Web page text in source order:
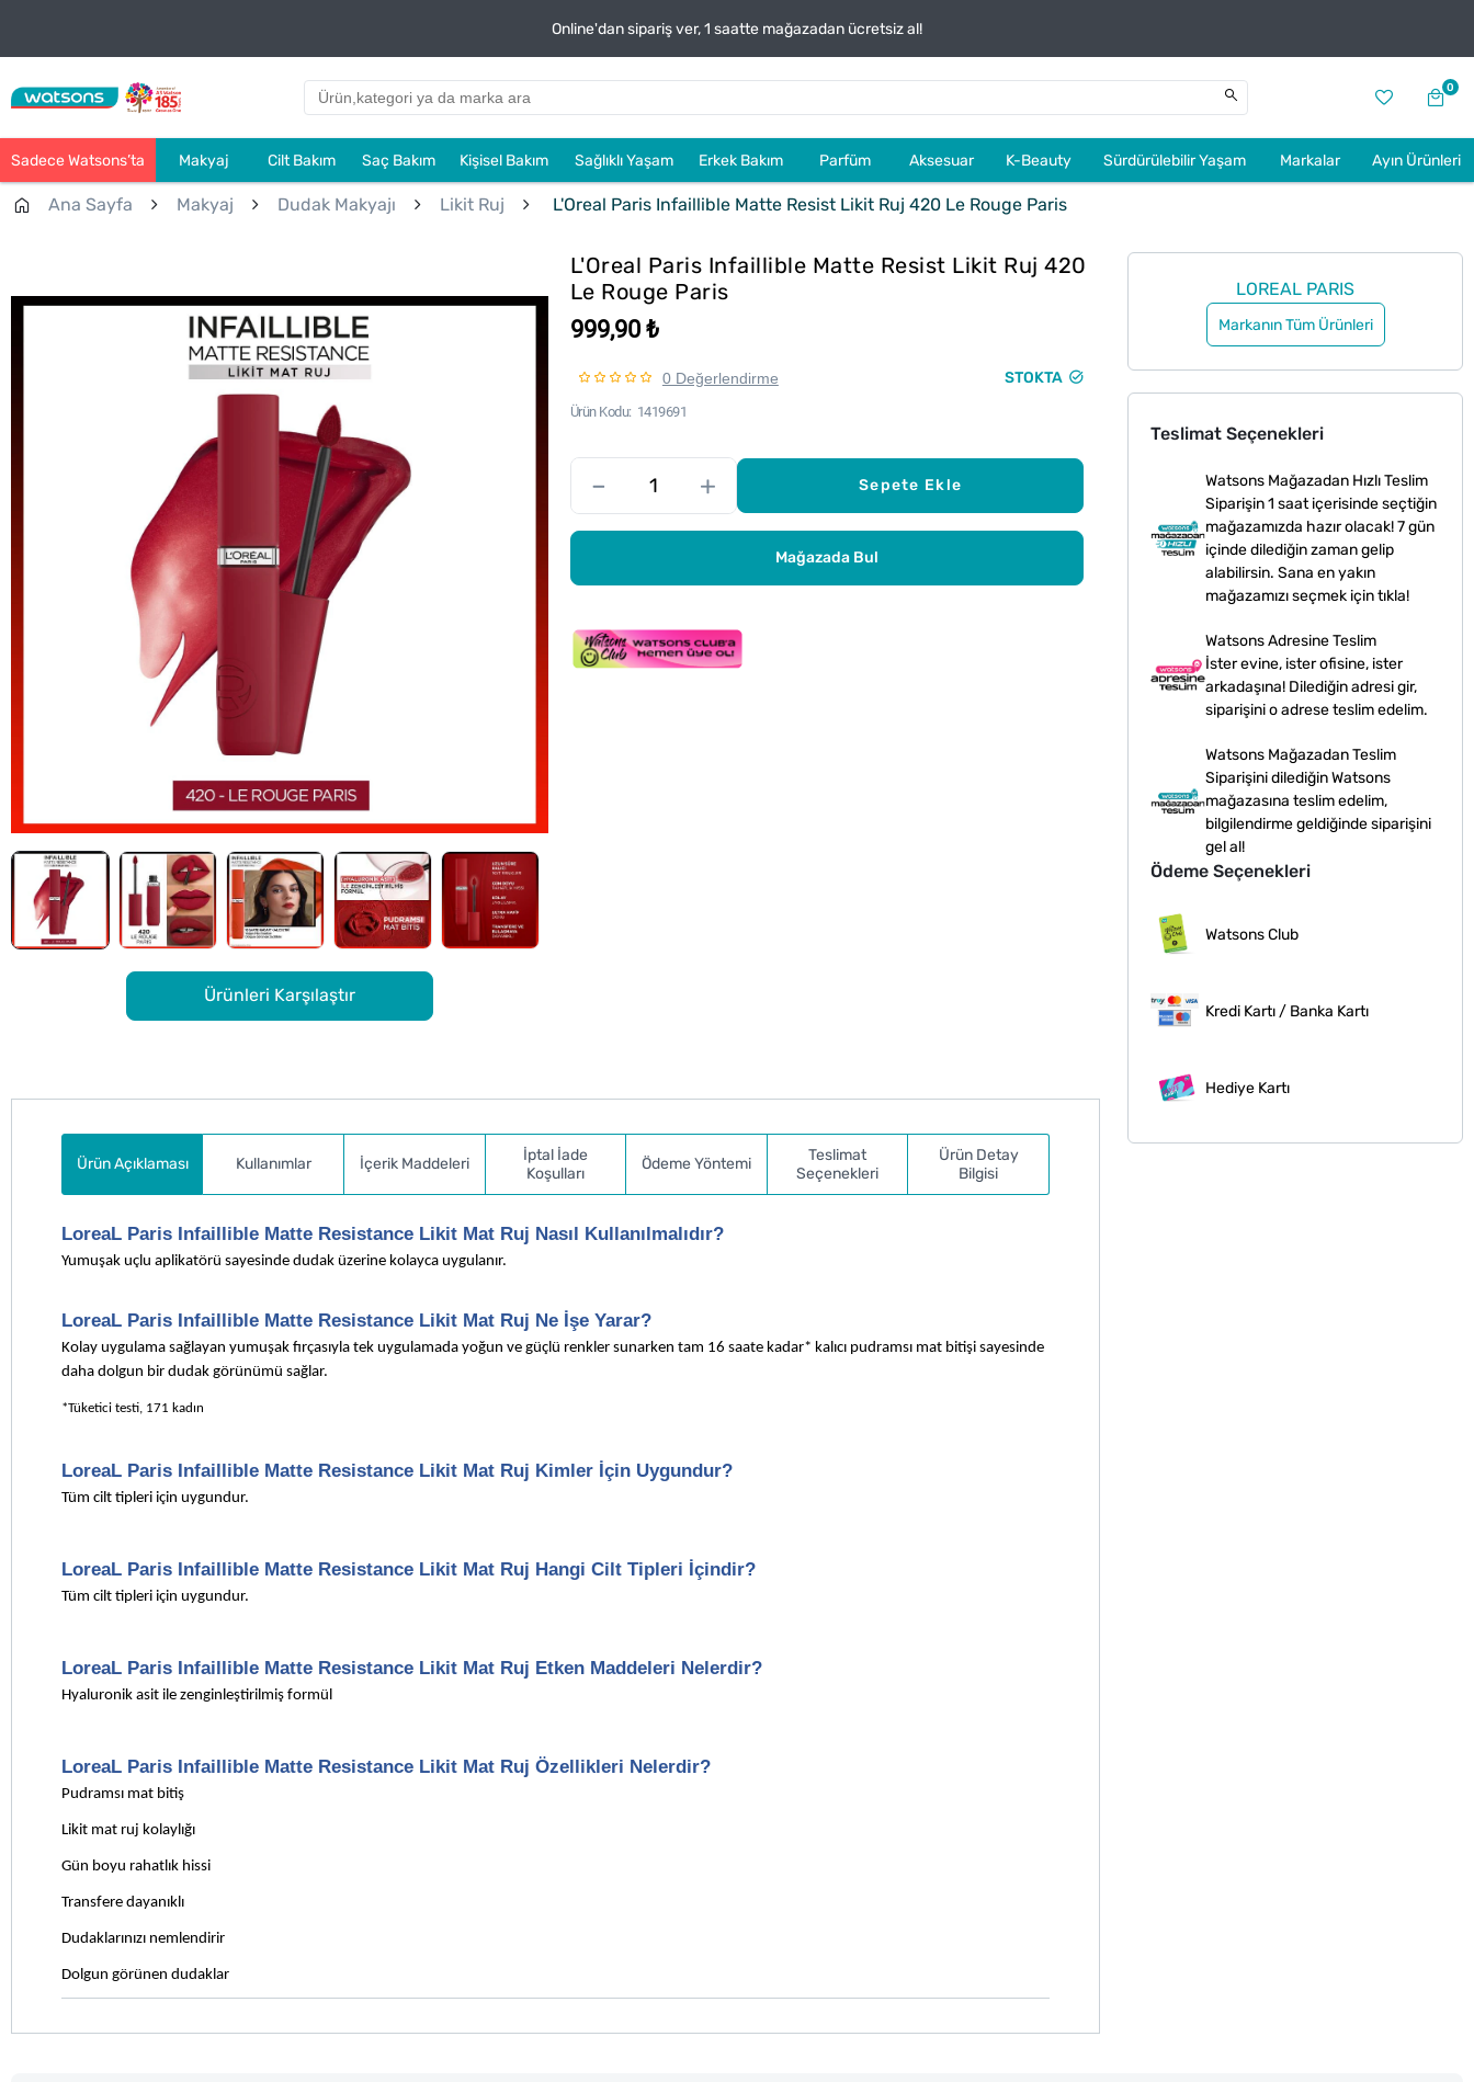
Online'dan sipariş ver, 1 saatte mağazadan ücretsiz al!
0
Sadece Watsons’ta Makyaj Cilt Bakım Saç Bakım Kişisel Bakım Sağlıklı Yaşam Erkek Bakım Parfüm Aksesuar K-Beauty Sürdürülebilir Yaşam Markalar Ayın Ürünleri
Ana Sayfa Makyaj Dudak Makyajı Likit Ruj L'Oreal Paris Infaillible Matte Resist Likit Ruj 420 Le Rouge Paris
Ürünleri Karşılaştır
L'Oreal Paris Infaillible Matte Resist Likit Ruj 420
Le Rouge Paris
999,90 ₺
0 Değerlendirme STOKTA
Ürün Kodu 1419691
– + Sepete Ekle
Mağazada Bul
LOREAL PARIS
Markanın Tüm Ürünleri
Teslimat Seçenekleri
Watsons Mağazadan Hızlı Teslim
Siparişin 1 saat içerisinde seçtiğin
mağazamızda hazır olacak! 7 gün
içinde dilediğin zaman gelip
alabilirsin. Sana en yakın
mağazamızı seçmek için tıkla!
Watsons Adresine Teslim
İster evine, ister ofisine, ister
arkadaşına! Dilediğin adresi gir,
siparişini o adrese teslim edelim.
Watsons Mağazadan Teslim
Siparişini dilediğin Watsons
mağazasına teslim edelim,
bilgilendirme geldiğinde siparişini
gel al!
Ödeme Seçenekleri
Watsons Club
Kredi Kartı / Banka Kartı
Hediye Kartı
Ürün Açıklaması Kullanımlar İçerik Maddeleri
İptal İade
Koşulları
Ödeme Yöntemi
Teslimat
Seçenekleri
Ürün Detay
Bilgisi
LoreaL Paris Infaillible Matte Resistance Likit Mat Ruj Nasıl Kullanılmalıdır?
Yumuşak uçlu aplikatörü sayesinde dudak üzerine kolayca uygulanır.
LoreaL Paris Infaillible Matte Resistance Likit Mat Ruj Ne İşe Yarar?
Kolay uygulama sağlayan yumuşak fırçasıyla tek uygulamada yoğun ve güçlü renkler sunarken tam 16 saate kadar* kalıcı pudramsı mat bitişi sayesinde
daha dolgun bir dudak görünümü sağlar.
*Tüketici testi, 171 kadın
LoreaL Paris Infaillible Matte Resistance Likit Mat Ruj Kimler İçin Uygundur?
Tüm cilt tipleri için uygundur.
LoreaL Paris Infaillible Matte Resistance Likit Mat Ruj Hangi Cilt Tipleri İçindir?
Tüm cilt tipleri için uygundur.
LoreaL Paris Infaillible Matte Resistance Likit Mat Ruj Etken Maddeleri Nelerdir?
Hyaluronik asit ile zenginleştirilmiş formül
LoreaL Paris Infaillible Matte Resistance Likit Mat Ruj Özellikleri Nelerdir?
Pudramsı mat bitiş
Likit mat ruj kolaylığı
Gün boyu rahatlık hissi
Transfere dayanıklı
Dudaklarınızı nemlendirir
Dolgun görünen dudaklar